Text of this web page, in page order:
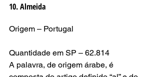
10. Almeida
Origem – Portugal
Quantidade em SP – 62.814
A palavra, de origem árabe, é